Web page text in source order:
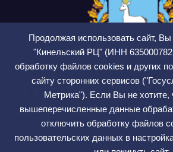
Продолжая использовать сайт,
"Кинельский РЦ" (ИНН
обработку файлов cookies и других
сайту сторонних сервисов
Метрика"). Если Вы не
вышеперечисленные данные
отключить обработку файлов
пользовательских данных в
ГБУ ДПО
РЦ
СМИ ЭЛ № ФС 77 —